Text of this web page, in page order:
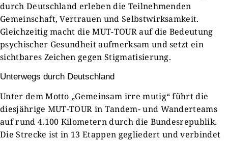
durch Deutschland erleben die Teilnehmenden
Gemeinschaft, Vertrauen und Selbstwirksamkeit.
Gleichzeitig macht die MUT-TOUR auf die Bedeutung
psychischer Gesundheit aufmerksam und setzt ein
sichtbares Zeichen gegen Stigmatisierung.
Unterwegs durch Deutschland
Unter dem Motto „Gemeinsam irre mutig“ führt die
diesjährige MUT-TOUR in Tandem- und Wanderteams
auf rund 4.100 Kilometern durch die Bundesrepublik.
Die Strecke ist in 13 Etappen gegliedert und verbindet